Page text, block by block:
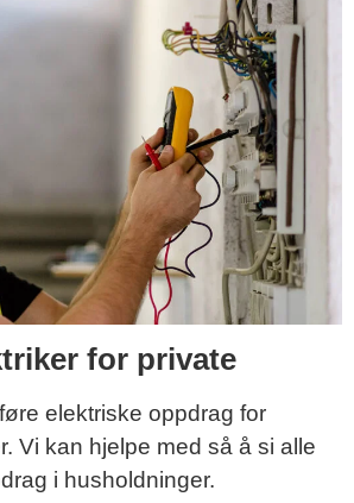
for private
elektriske oppdrag for
Vi kan hjelpe med så å si alle
i husholdninger.